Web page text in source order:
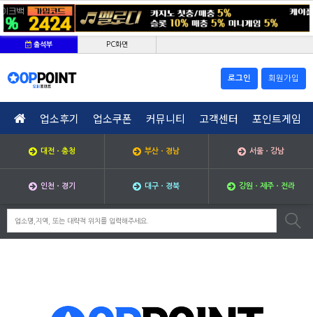
출석부 PC화면
로그인 회원가입
업소후기 업소쿠폰 커뮤니티 고객센터 포인트게임
대전ㆍ충청 부산ㆍ경남 서울ㆍ강남
인천ㆍ경기 대구ㆍ경북 강원ㆍ제주ㆍ전라